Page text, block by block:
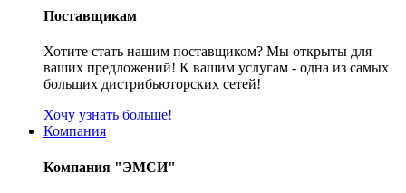
Поставщикам
Хотите стать нашим поставщиком? Мы открыты для
ваших предложений! К вашим услугам - одна из самых
больших дистрибьюторских сетей!
Хочу узнать больше!
Компания
Компания "ЭМСИ"